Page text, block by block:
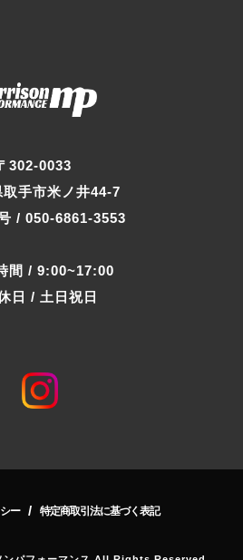
302-0033
取手市米ノ井44-7
/ 050-6861-3553
間 / 9:00~17:00
日 / 土日祝日
ー / 特定商取引法に基づく表記